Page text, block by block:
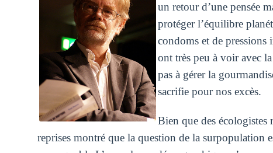
un retour d’une pensée
protéger l’équilibre
condoms et de pressions
ont très peu à voir avec
pas à gérer la
sacrifie pour nos excès.
Bien que des écologistes
reprises montré que la question de la surpopulation